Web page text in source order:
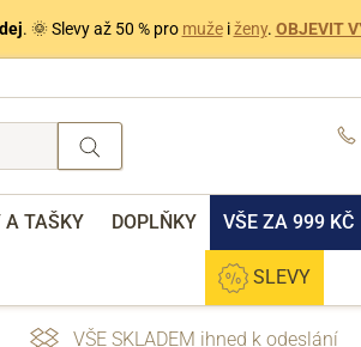
. 🌞 Slevy až 50 % pro mužeiženy. OBJEVIT
A TAŠKY DOPLŇKY VŠE ZA 999 KČ
SLEVY
VŠE SKLADEM ihned k odeslání